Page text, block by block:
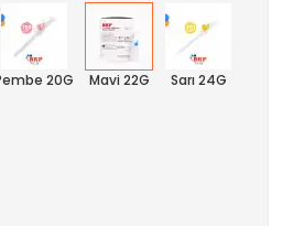
20G Mavi 22G Sarı 24G